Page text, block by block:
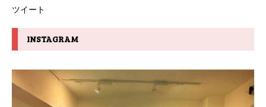
ツイート
INSTAGRAM